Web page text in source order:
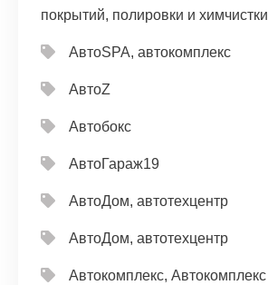
покрытий, полировки и химчистки
АвтоSPA, автокомплекс
АвтоZ
Автобокс
АвтоГараж19
АвтоДом, автотехцентр
АвтоДом, автотехцентр
Автокомплекс, Автокомплекс